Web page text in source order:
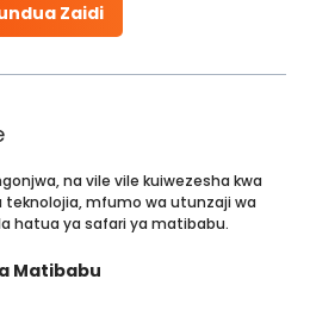
Zaidi
na vile vile kuiwezesha kwa
mfumo wa utunzaji wa
hatua ya safari ya matibabu.
Matibabu